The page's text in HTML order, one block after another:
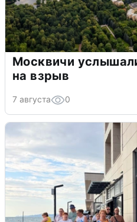
Москвичи
на взрыв
7 августа 0